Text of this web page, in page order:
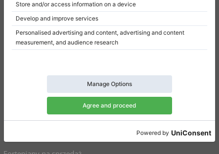
O nas
Dodaj opinie
Regulamin
Ustawienia uzyskiwania zgody